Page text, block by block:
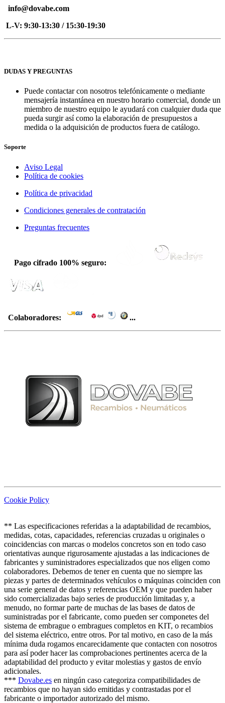
info@dovabe.com
L-V: 9:30-13:30 / 15:30-19:30
DUDAS Y PREGUNTAS
Puede contactar con nosotros telefónicamente o mediante
mensajería instantánea en nuestro horario comercial, donde un
miembro de nuestro equipo le ayudará con cualquier duda que
pueda surgir así como la elaboración de presupuestos a
medida o la adquisición de productos fuera de catálogo.
Soporte
Aviso Legal
Política de cookies
Política de privacidad
Condiciones generales de contratación
Preguntas frecuentes
Pago cifrado 100% seguro:
Colaboradores: ...
Cookie Policy
** Las especificaciones referidas a la adaptabilidad de recambios,
medidas, cotas, capacidades, referencias cruzadas u originales o
coincidencias con marcas o modelos concretos son en todo caso
orientativas aunque rigurosamente ajustadas a las indicaciones de
fabricantes y suministradores especializados que nos eligen como
colaboradores. Debemos de tener en cuenta que no siempre las
piezas y partes de determinados vehículos o máquinas coinciden con
una serie general de datos y referencias OEM y que pueden haber
sido comercializadas bajo series de producción limitadas y, a
menudo, no formar parte de muchas de las bases de datos de
suministradas por el fabricante, como pueden ser componetes del
sistema de embrague o embragues completos en KIT, o recambios
del sistema eléctrico, entre otros. Por tal motivo, en caso de la más
mínima duda rogamos encarecidamente que contacten con nosotros
para así poder hacer las comprobaciones pertinentes acerca de la
adaptabilidad del producto y evitar molestias y gastos de envío
adicionales.
*** Dovabe.es en ningún caso categoriza compatibilidades de
recambios que no hayan sido emitidas y contrastadas por el
fabricante o importador autorizado del mismo.